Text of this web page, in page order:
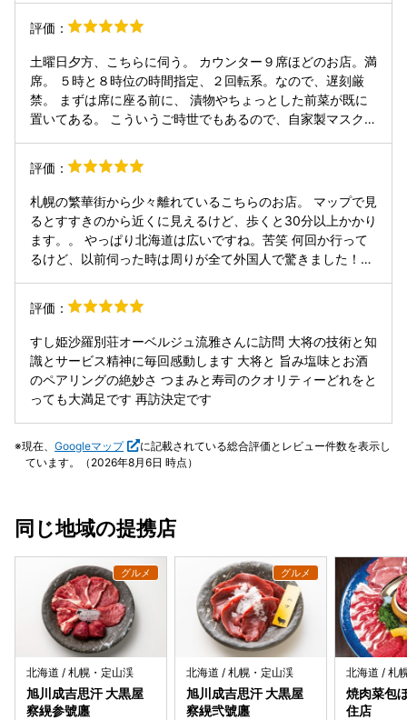
力店だけあって、クオリティの高さに驚きました。土日の夜
ることをおすすめします。特別な夜にぴったりの、忘れられ
ない寿司体験ができました。また必ず伺いたいと思います。
す。 もずくはウニが添えられておりしっかりまぜていただき
ます。これも絶品！ そして一つ目の雲丹。 ここ専用に無添
加で作られているとの事です。 続いて小トロ。中トロと赤み
の間くらいとの事です。 口に広がる濃厚な味わいと滑らかな
舌触りで笑ってしまいます。そして再度とろたく。 次は雲丹
が乗ってきますw 口で広がる風味が、、、、。 最後に5粒ほ
ど口の残るように炊き上げられたシャリも絶妙です。 ここで
す。 派手な食材を使う流行りの店ではなくしっかりとした食
を入れる技法も素晴らしすぎました。 語り出したらキリがな
いです。。 ここはまたきたいお店です！！
評価：
土曜日夕方、こちらに伺う。 カウンター９席ほどのお店。満
席。 ５時と８時位の時間指定、２回転系。なので、遅刻厳
禁。 まずは席に座る前に、 漬物やちょっとした前菜が既に
置いてある。 こういうご時世でもあるので、自家製マスク入
蛍烏賊・岩モズク・長芋・イクラでさっぱりと。 続いていき
なりの、 『トロタク長芋』、旨いに決まってる、海苔もうま
いね。 イカの短冊、量が凄い、 味がもうちょい塩味がある
と好みだが、短冊の食感が口に広がる。 『イクラ飯』いい店
の定番ではあるが、量が凄い、奮発ｗうまし。 『中トロ漬
け』見た目は良さそうではないが、脂が丁度良くウマシでし
た。 トロタクリターンず。 『トロタク＆ウニ巻き』旨いに
ャケ全滅して、やばいらしい。 これから影響が出てくると大
ビに銀杏、白子、あん肝などなど。 ホッキ握り、旨かったな
～。食感よし、スダチの塩梅よしで。 名物きました。 『ボ
タンエビ・卵のせグルグル巻き』知らんけど、そんな感じ
(笑) この作り方・見せ方は意匠登録してると。甘味あってう
ま～い にしんも素晴らしい、きれい、うまい、キレがある
握りは色々特色あるし、鮮度も味も良し、 逆につまみ１２品
がキレイだが、そこまでか。 ドリンクメニューに金額入って
程度のプラス。 ご馳走様でした～(*´з`)
評価：
札幌の繁華街から少々離れているこちらのお店。 マップで見
るとすすきのから近くに見えるけど、歩くと30分以上かかり
ます。。 やっぱり北海道は広いですね。苦笑 何回か行って
るけど、以前伺った時は周りが全て外国人で驚きました！
ていました。 ある日の内容です。 ・たらこ、菜花の辛子味
噌かけ ・ひらめの蕪蒸し！ ・長芋トロたく巻き ・赤身漬け
・中トロ、ウニ、たくあん巻き、ウニも特注 ・酒のつまみ盛
り合わせ あん肝、牡蠣、あぶらぼうず、子持ち昆布、雲子、
ヒズ、巻貝うま煮、鰤レモンに、 ・松川カレイえんがわ昆布
の笹巻きすみ炙り、うまい ・桜ます握り！！絶品 ・ホッキ
貝！ ・目抜け ・筋子 ・ボタンエビ！ ・しめ鯖！！ ・ウニ
杯、ハイボールで33000円と値段は高いけど本当に価格以上
の価値がある時間が過ごせました。 札幌でお寿司食べるな
評価：
すし姫沙羅別荘オーベルジュ流雅さんに訪問 大将の技術と知
識とサービス精神に毎回感動します 大将と 旨み塩味とお酒
のペアリングの絶妙さ つまみと寿司のクオリティーどれをと
っても大満足です 再訪決定です
現在、 Googleマップ
に記載されている総合評価とレビュー件数を表示し
ています。（2026年8月6日 時点）
同じ地域の提携店
北海道 / 札幌・定山渓
旭川成吉思汗 大黒屋
察縨参號廛
北海道 / 札幌・定山渓
旭川成吉思汗 大黒屋
察縨弐號廛
北海道 / 札
焼肉菜包
住店